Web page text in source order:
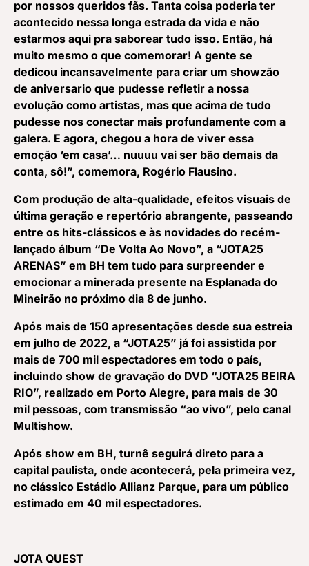
por nossos queridos fãs. Tanta coisa poderia ter
acontecido nessa longa estrada da vida e não
estarmos aqui pra saborear tudo isso. Então, há
muito mesmo o que comemorar! A gente se
dedicou incansavelmente para criar um showzão
de aniversario que pudesse refletir a nossa
evolução como artistas, mas que acima de tudo
pudesse nos conectar mais profundamente com a
galera. E agora, chegou a hora de viver essa
emoção ‘em casa’… nuuuu vai ser bão demais da
conta, sô!”, comemora, Rogério Flausino.
Com produção de alta-qualidade, efeitos visuais de
última geração e repertório abrangente, passeando
entre os hits-clássicos e às novidades do recém-
lançado álbum “De Volta Ao Novo”, a “JOTA25
ARENAS” em BH tem tudo para surpreender e
emocionar a minerada presente na Esplanada do
Mineirão no próximo dia 8 de junho.
Após mais de 150 apresentações desde sua estreia
em julho de 2022, a “JOTA25” já foi assistida por
mais de 700 mil espectadores em todo o país,
incluindo show de gravação do DVD “JOTA25 BEIRA
RIO”, realizado em Porto Alegre, para mais de 30
mil pessoas, com transmissão “ao vivo”, pelo canal
Multishow.
Após show em BH, turnê seguirá direto para a
capital paulista, onde acontecerá, pela primeira vez,
no clássico Estádio Allianz Parque, para um público
estimado em 40 mil espectadores.
JOTA QUEST